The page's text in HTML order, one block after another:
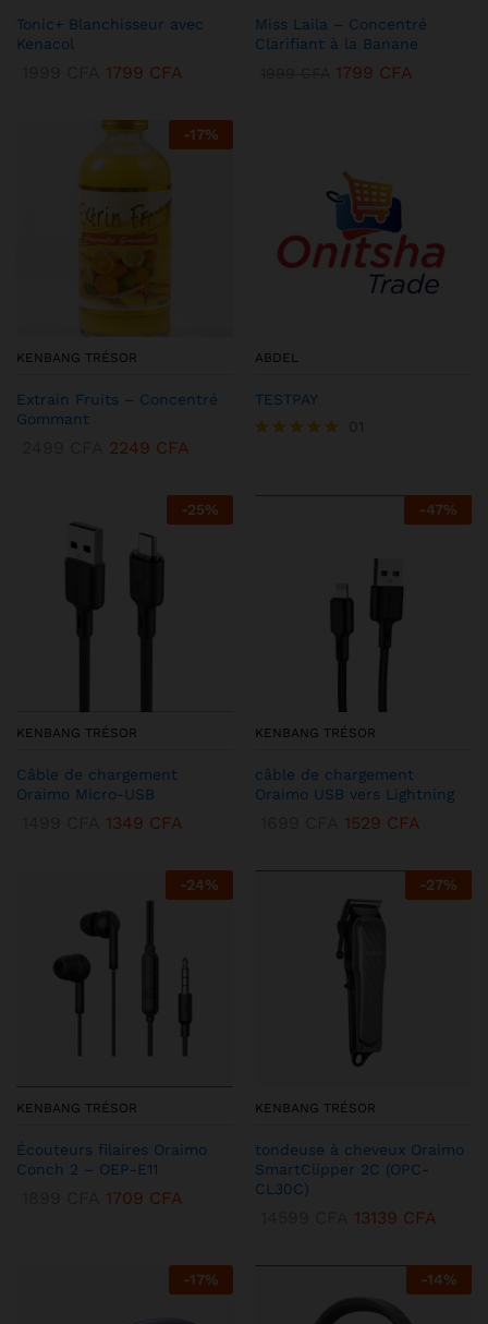
Tonic+ Blanchisseur avec
Kenacol
1799 CFA
Miss Laila – Concentré
Clarifiant à la Banane
1799 CFA
-17%
KENBANG TRÉSOR
Extrain Fruits – Concentré
Gommant
2249 CFA
ABDEL
TESTPAY
-25%
KENBANG TRÉSOR
Câble de chargement
Oraimo Micro-USB
1349 CFA
-47%
KENBANG TRÉSOR
câble de chargement
Oraimo USB vers Lightning
1529 CFA
-24%
KENBANG TRÉSOR
Écouteurs filaires Oraimo
Conch 2 – OEP-E11
1709 CFA
-27%
KENBANG TRÉSOR
tondeuse à cheveux Oraimo
SmartClipper 2C (OPC-
CL30C)
13139 CFA
-17% -14%